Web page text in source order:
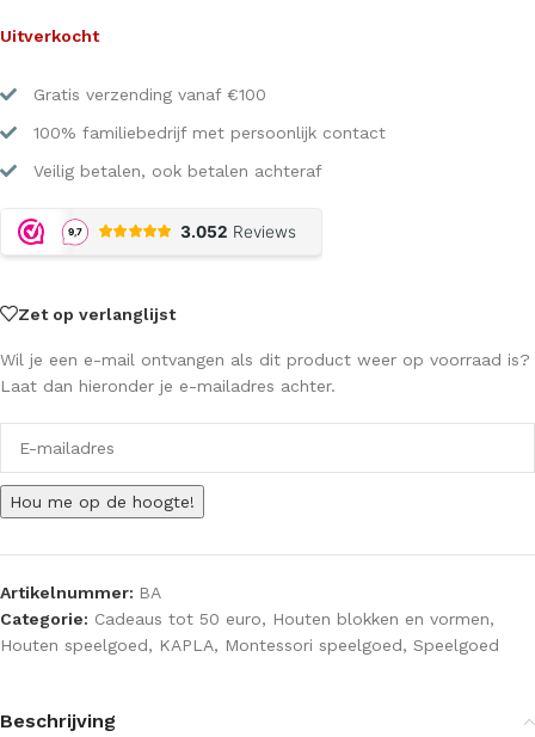
Uitverkocht
Gratis verzending vanaf €100
100% familiebedrijf met persoonlijk contact
Veilig betalen, ook betalen achteraf
Zet op verlanglijst
Wil je een e-mail ontvangen als dit product weer op voorraad is?
Laat dan hieronder je e-mailadres achter.
een
bericht
product
weer
op
Laat
Hou me op de hoogte!
Artikelnummer: BA
Categorie: Cadeaus tot 50 euro, Houten blokken en vormen,
Houten speelgoed, KAPLA, Montessori speelgoed, Speelgoed
Beschrijving